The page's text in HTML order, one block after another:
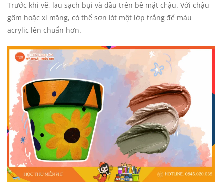
Trước khi vẽ, lau sạch bụi và dầu trên bề mặt chậu. Với chậu
gốm hoặc xi măng, có thể sơn lót một lớp trắng để màu
acrylic lên chuẩn hơn.